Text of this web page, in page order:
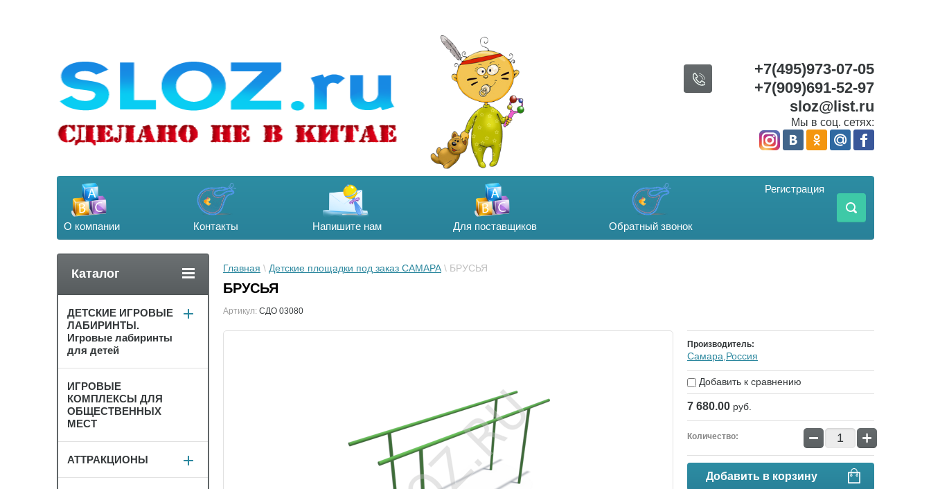
+7(495)973-07-05
+7(909)691-52-97
sloz@list.ru
Мы в соц. сетях:
О компании Контакты Напишите нам Для поставщиков Обратный звонок
Регистрация
Главная \ Детские площадки под заказ САМАРА \ БРУСЬЯ
БРУСЬЯ
Артикул: СДО 03080
Производитель:
Самара,Россия
Добавить к сравнению
7 680.00 руб.
Количество: − +
Добавить в корзину
Каталог
ДЕТСКИЕ ИГРОВЫЕ
ЛАБИРИНТЫ.
Игровые лабиринты
для детей
ИГРОВЫЕ
КОМПЛЕКСЫ ДЛЯ
ОБЩЕСТВЕННЫХ
МЕСТ
АТТРАКЦИОНЫ